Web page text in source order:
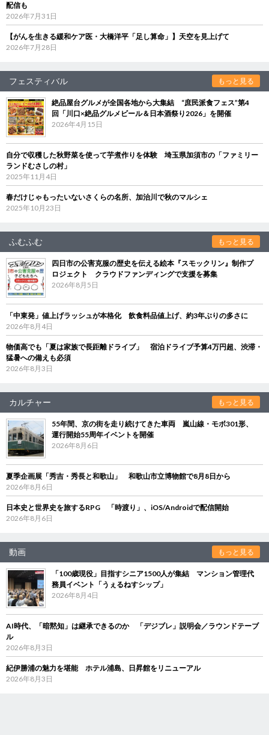
配信も
2026年7月31日
【がんを生きる緩和ケア医・大橋洋平「足し算命」】天空を見上げて
2026年7月28日
フェスティバル もっと見る
絶品屋台グルメが全国各地から大集結 “庶民派食フェス”第4
回「川口×絶品グルメビール＆日本酒祭り2026」を開催
2026年4月15日
自分で収穫した秋野菜を使って芋煮作りを体験 埼玉県加須市の「ファミリー
ランドむさしの村」
2025年11月4日
春だけじゃもったいないさくらの名所、加治川で秋のマルシェ
2025年10月23日
ふむふむ もっと見る
四日市の公害克服の歴史を伝える絵本『スモックリン』制作プ
ロジェクト クラウドファンディングで支援を募集
2026年8月5日
「中東発」値上げラッシュが本格化 飲食料品値上げ、約3年ぶりの多さに
2026年8月4日
物価高でも「夏は家族で長距離ドライブ」 宿泊ドライブ予算4万円超、渋滞・
猛暑への備えも必須
2026年8月3日
カルチャー もっと見る
55年間、京の街を走り続けてきた車両 嵐山線・モボ301形、
運行開始55周年イベントを開催
2026年8月6日
夏季企画展「秀吉・秀長と和歌山」 和歌山市立博物館で8月8日から
2026年8月6日
日本史と世界史を旅するRPG 「時渡り」、iOS/Androidで配信開始
2026年8月6日
動画 もっと見る
「100歳現役」目指すシニア1500人が集結 マンション管理代
務員イベント「うぇるねすシップ」
2026年8月4日
AI時代、「暗黙知」は継承できるのか 「デジブレ」説明会／ラウンドテーブ
ル
2026年8月3日
紀伊勝浦の魅力を堪能 ホテル浦島、日昇館をリニューアル
2026年8月3日